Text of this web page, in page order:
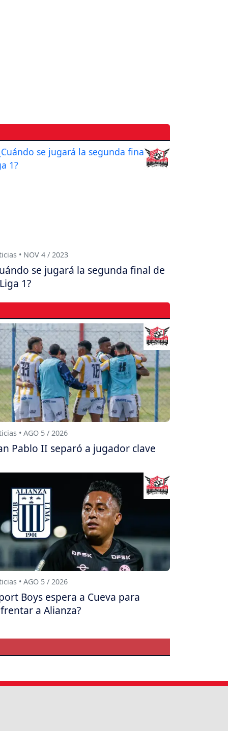
• NOV 4 / 2023
se jugará la segunda final de
1?
• AGO 5 / 2026
Pablo II separó a jugador clave
• AGO 5 / 2026
Boys espera a Cueva para
a Alianza?